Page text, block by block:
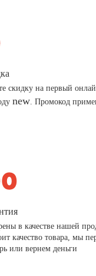
скидку на первый
new. Промокод
в качестве нашей
качество товара, мы
или вернем деньги